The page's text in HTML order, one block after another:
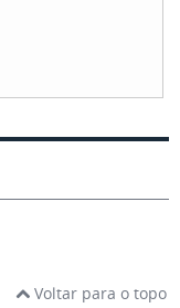
Voltar para o topo